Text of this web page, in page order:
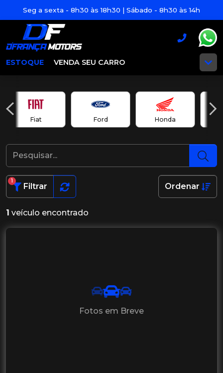
Seg a sexta - 8h30 às 18h30 | Sábado - 8h30 às 14h
ESTOQUE VENDA SEU CARRO
Fiat Ford Honda
Filtrar
1
Ordenar
1 veículo encontrado
Fotos em Breve